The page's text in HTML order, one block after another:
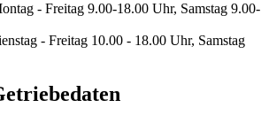
- Freitag 9.00-18.00 Uhr, Samstag 9.00-
- Freitag 10.00 - 18.00 Uhr, Samstag